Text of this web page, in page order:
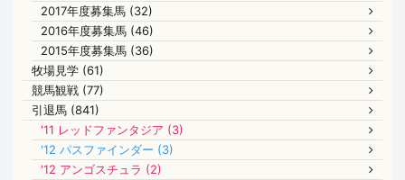
2017年度募集馬 (32)
2016年度募集馬 (46)
2015年度募集馬 (36)
牧場見学 (61)
競馬観戦 (77)
引退馬 (841)
'11 レッドファンタジア (3)
'12 パスファインダー (3)
'12 アンゴスチュラ (2)